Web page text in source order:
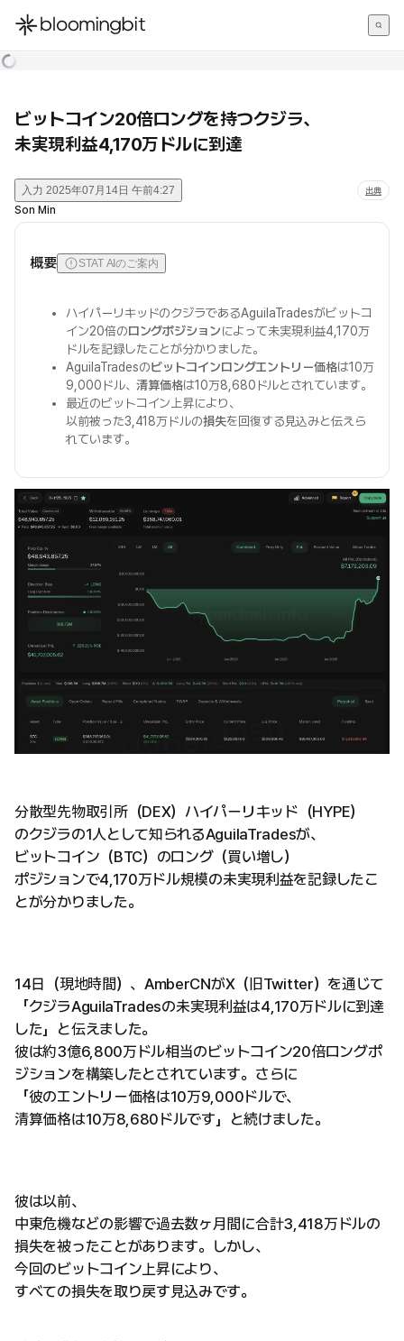
한국어
ビットコイン20倍ロングを持つクジラ、
未実現利益4,170万ドルに到達
入力 2025年07月14日 午前4:27 出典
Son Min
概要 STAT AIのご案内
ハイパーリキッドのクジラであるAguilaTradesがビットコ
イン20倍のロングポジションによって未実現利益4,170万
ドルを記録したことが分かりました。
AguilaTradesのビットコインロングエントリー価格は10万
9,000ドル、清算価格は10万8,680ドルとされています。
最近のビットコイン上昇により、
以前被った3,418万ドルの損失を回復する見込みと伝えら
れています。
分散型先物取引所（DEX）ハイパーリキッド（HYPE）
のクジラの1人として知られるAguilaTradesが、
ビットコイン（BTC）のロング（買い増し）
ポジションで4,170万ドル規模の未実現利益を記録したこ
とが分かりました。
14日（現地時間）、AmberCNがX（旧Twitter）を通じて
「クジラAguilaTradesの未実現利益は4,170万ドルに到達
した」と伝えました。
彼は約3億6,800万ドル相当のビットコイン20倍ロングポ
ジションを構築したとされています。さらに
「彼のエントリー価格は10万9,000ドルで、
清算価格は10万8,680ドルです」と続けました。
彼は以前、
中東危機などの影響で過去数ヶ月間に合計3,418万ドルの
損失を被ったことがあります。しかし、
今回のビットコイン上昇により、
すべての損失を取り戻す見込みです。